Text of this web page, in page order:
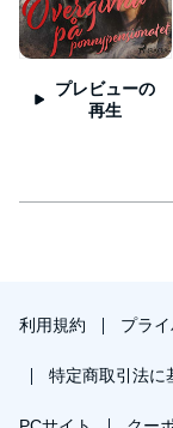
プレビューの
再生
利用規約 プラ
特定商取引法に